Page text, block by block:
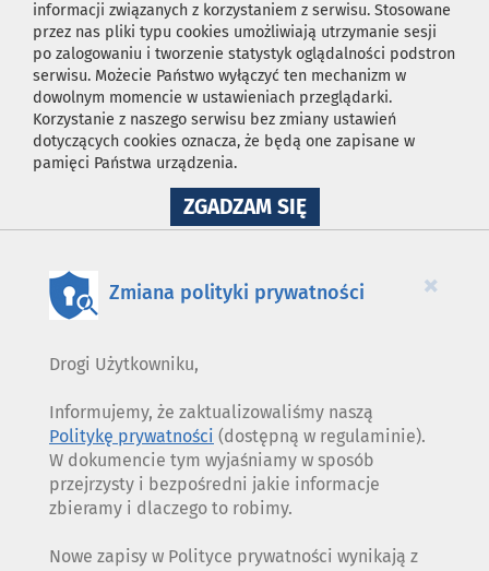
informacji związanych z korzystaniem z serwisu. Stosowane
przez nas pliki typu cookies umożliwiają utrzymanie sesji
po zalogowaniu i tworzenie statystyk oglądalności podstron
serwisu. Możecie Państwo wyłączyć ten mechanizm w
dowolnym momencie w ustawieniach przeglądarki.
Korzystanie z naszego serwisu bez zmiany ustawień
dotyczących cookies oznacza, że będą one zapisane w
pamięci Państwa urządzenia.
ZGADZAM SIĘNA
WYKORZYSTANIE
×
Zmiana polityki prywatności
Drogi Użytkowniku,
Informujemy, że zaktualizowaliśmy naszą
Politykę prywatności (dostępną w regulaminie).
W dokumencie tym wyjaśniamy w sposób
przejrzysty i bezpośredni jakie informacje
zbieramy i dlaczego to robimy.
Nowe zapisy w Polityce prywatności wynikają z